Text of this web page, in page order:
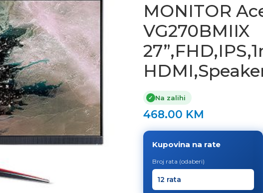
MONITOR
VG270BMIIX
✓ Na zalihi
468.00 KM
Kupovina na rate
Broj rata (odaberi)